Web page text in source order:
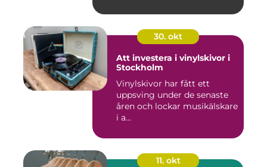
30. okt
Att investera i vinylskivor i
Stockholm
Vinylskivor har fått ett
uppsving under de senaste
åren och lockar musikälskare
i a...
11. okt